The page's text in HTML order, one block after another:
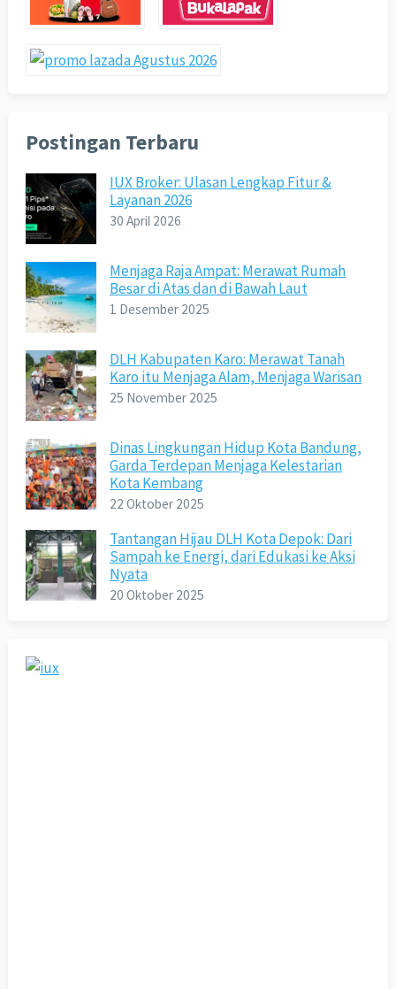
Postingan Terbaru
IUX Broker: Ulasan Lengkap Fitur &
Layanan 2026
30 April 2026
Menjaga Raja Ampat: Merawat Rumah
Besar di Atas dan di Bawah Laut
1 Desember 2025
DLH Kabupaten Karo: Merawat Tanah
Karo itu Menjaga Alam, Menjaga Warisan
25 November 2025
Dinas Lingkungan Hidup Kota Bandung,
Garda Terdepan Menjaga Kelestarian
Kota Kembang
22 Oktober 2025
Tantangan Hijau DLH Kota Depok: Dari
Sampah ke Energi, dari Edukasi ke Aksi
Nyata
20 Oktober 2025